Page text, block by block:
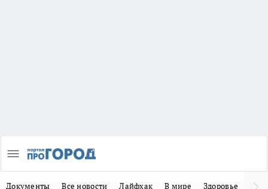
Документы Все новости Лайфхак В мире Здоровье